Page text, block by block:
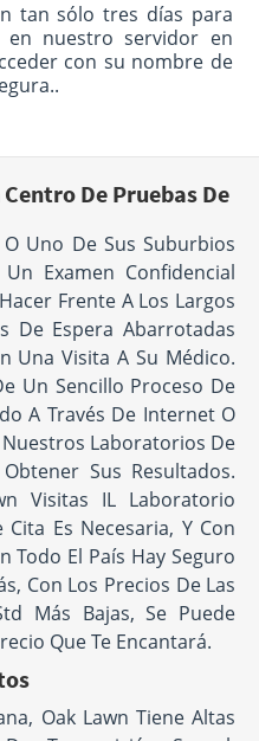
tan sólo tres días para
en nuestro servidor en
con su nombre de
De Pruebas De
Uno De Sus Suburbios
Examen Confidencial
Frente A Los Largos
De Espera Abarrotadas
Una Visita A Su Médico.
Un Sencillo Proceso De
A Través De Internet O
Laboratorios De
Sus Resultados.
Visitas IL Laboratorio
Es Necesaria, Y Con
Todo El País Hay Seguro
Con Los Precios De Las
Más Bajas, Se Puede
Que Te Encantará.
Oak Lawn Tiene Altas